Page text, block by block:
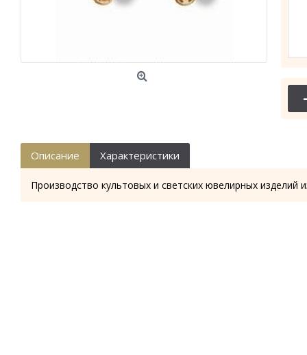
-
Описание Характеристики
Производство культовых и светских ювелирных изделий